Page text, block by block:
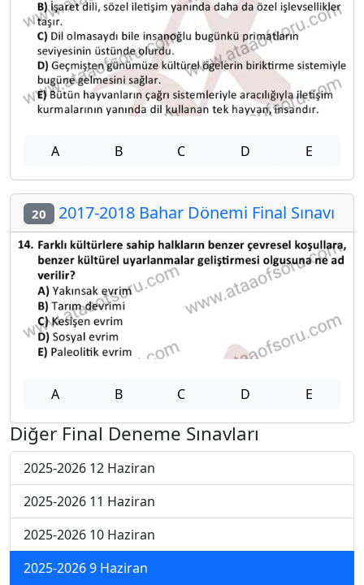
A B C D E
20 2017-2018 Bahar Dönemi Final Sınavı
A B C D E
Diğer Final Deneme Sınavları
2025-2026 12 Haziran
2025-2026 11 Haziran
2025-2026 10 Haziran
2025-2026 9 Haziran